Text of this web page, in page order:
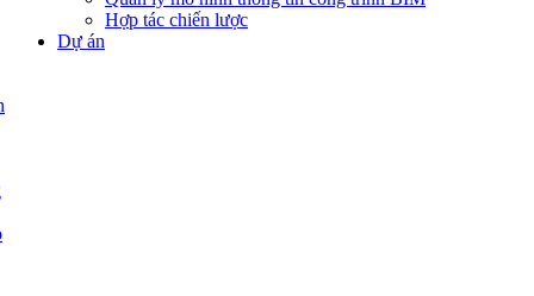
Hợp tác chiến lược
Dự án